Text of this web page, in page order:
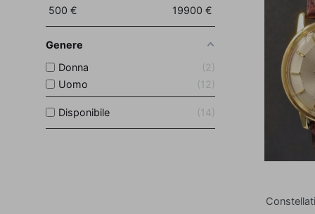
500 € 19900 €
Genere
Donna
2
Uomo
12
Disponibile 14